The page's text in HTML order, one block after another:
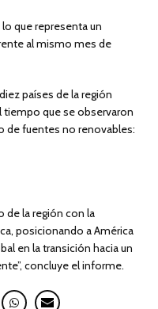
lo que representa un
al mismo mes de
países de la región
tiempo que se observaron
de fuentes no renovables:
de la región con la
posicionando a América
en la transición hacia un
concluye el informe.